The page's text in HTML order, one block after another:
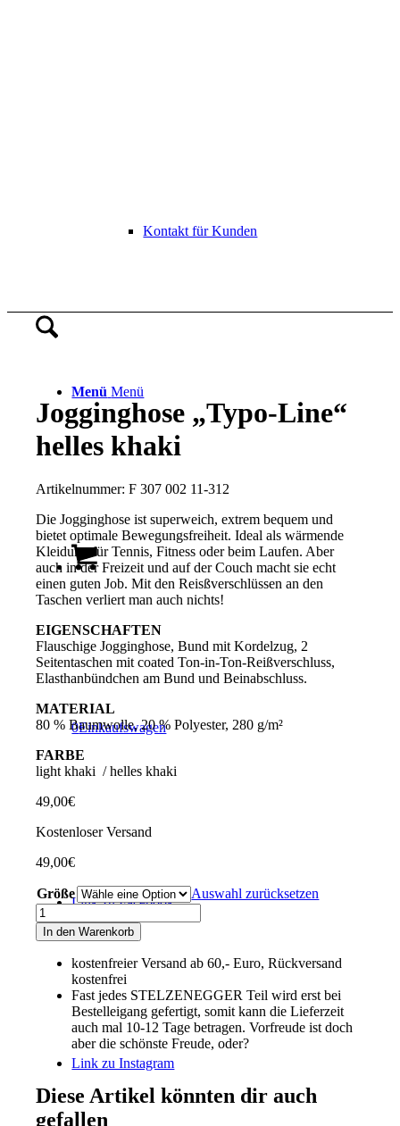
Kontakt für Kunden
Menü Menü
0Einkaufswagen
Link zu Facebook
Link zu Instagram
Jogginghose „Typo-Line“
helles khaki
Artikelnummer:F 307 002 11-312
Die Jogginghose ist superweich, extrem bequem und
bietet optimale Bewegungsfreiheit. Ideal als wärmende
Kleidung für Tennis, Fitness oder beim Laufen. Aber
auch in der Freizeit und auf der Couch macht sie echt
einen guten Job. Mit den Reisßverschlüssen an den
Taschen verliert man auch nichts!
EIGENSCHAFTEN
Flauschige Jogginghose, Bund mit Kordelzug, 2
Seitentaschen mit coated Ton-in-Ton-Reißverschluss,
Elasthanbündchen am Bund und Beinabschluss.
MATERIAL
80 % Baumwolle, 20 % Polyester, 280 g/m²
FARBE
light khaki / helles khaki
49,00€
Kostenloser Versand
49,00€
Größe
Auswahl zurücksetzen
Jogginghose
„Typo-
Line“
helles
Menge
In den Warenkorb
kostenfreier Versand ab 60,- Euro, Rückversand
kostenfrei
Fast jedes STELZENEGGER Teil wird erst bei
Bestelleigang gefertigt, somit kann die Lieferzeit
auch mal 10-12 Tage betragen. Vorfreude ist doch
aber die schönste Freude, oder?
Diese Artikel könnten dir auch
gefallen